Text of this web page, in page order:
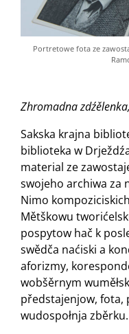
Portretowe fota ze
Zhromadna
Sakska krajna
biblioteka w
material ze
swojeho archiwa za
Nimo
Mětškowu
pospytow hač k
swědča naćiski a
aforizmy,
wobšěrnym
předstajenjow, fota,
wudospołnja zběrku.